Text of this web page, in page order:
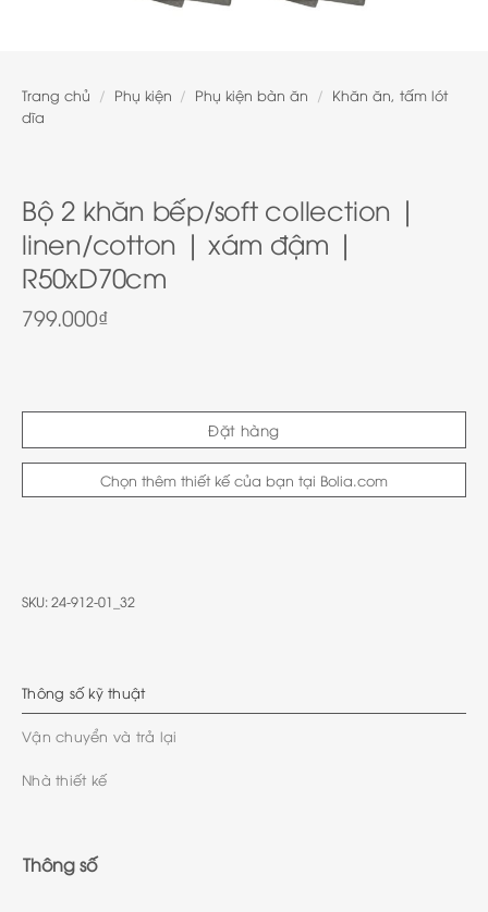
Trang chủ / Phụ kiện / Phụ kiện bàn ăn / Khăn ăn, tấm lót
dĩa
Bộ 2 khăn bếp/soft collection |
linen/cotton | xám đậm |
R50xD70cm
799.000₫
Đặt hàng
Chọn thêm thiết kế của bạn tại Bolia.com
SKU:24-912-01_32
Thông số kỹ thuật
Vận chuyển và trả lại
Nhà thiết kế
Thông số